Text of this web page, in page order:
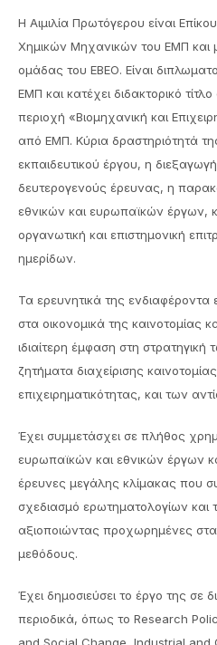
Η Αιμιλία Πρωτόγερου είναι
Χημικών Μηχανικών του ΕΜΠ και
ομάδας του ΕΒΕΟ. Είναι
ΕΜΠ και κατέχει διδακτορικό
περιοχή «Βιομηχανική και
από ΕΜΠ. Κύρια δραστηριότητά
εκπαιδευτικού έργου, η
δευτερογενούς έρευνας, η
εθνικών και ευρωπαϊκών έργων,
οργανωτική και επιστημονική
ημερίδων.
Τα ερευνητικά της ενδιαφέροντα
στα οικονομικά της καινοτομίας
ιδιαίτερη έμφαση στη
ζητήματα διαχείρισης
επιχειρηματικότητας, και των
Έχει συμμετάσχει σε πλήθος
ευρωπαϊκών και εθνικών έργων
έρευνες μεγάλης κλίμακας που
σχεδιασμό ερωτηματολογίων
αξιοποιώντας προχωρημένες
μεθόδους.
Έχει δημοσιεύσει το έργο της σε
περιοδικά, όπως το Research